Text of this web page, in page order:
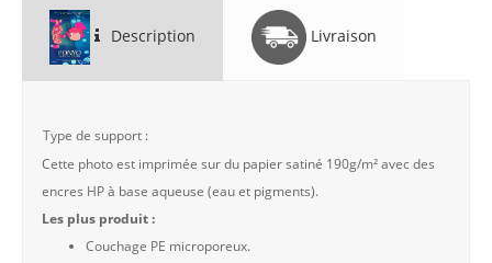
Description Livraison
Type de support :
Cette photo est imprimée sur du papier satiné 190g/m² avec des
encres HP à base aqueuse (eau et pigments).
Les plus produit :
Couchage PE microporeux.